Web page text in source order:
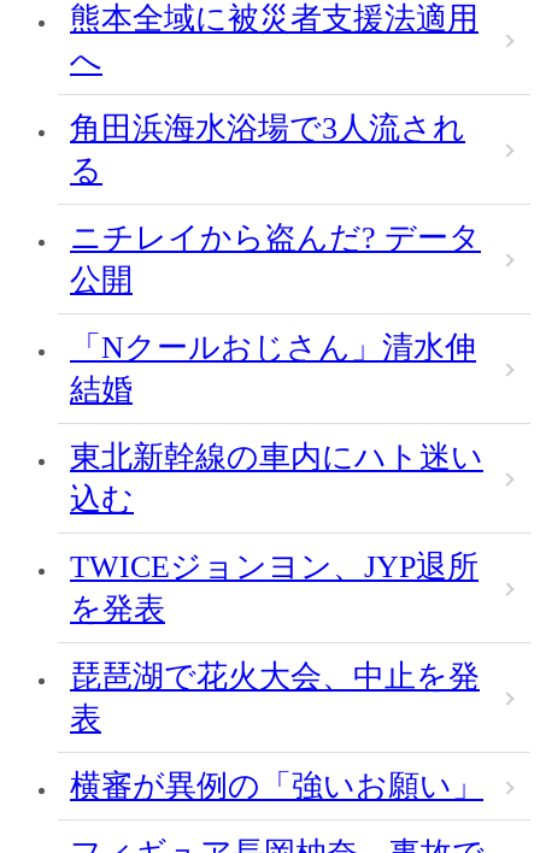
熊本全域に被災者支援法適用
へ
角田浜海水浴場で3人流され
る
ニチレイから盗んだ? データ
公開
「Nクールおじさん」清水伸
結婚
東北新幹線の車内にハト迷い
込む
TWICEジョンヨン、JYP退所
を発表
琵琶湖で花火大会、中止を発
表
横審が異例の「強いお願い」